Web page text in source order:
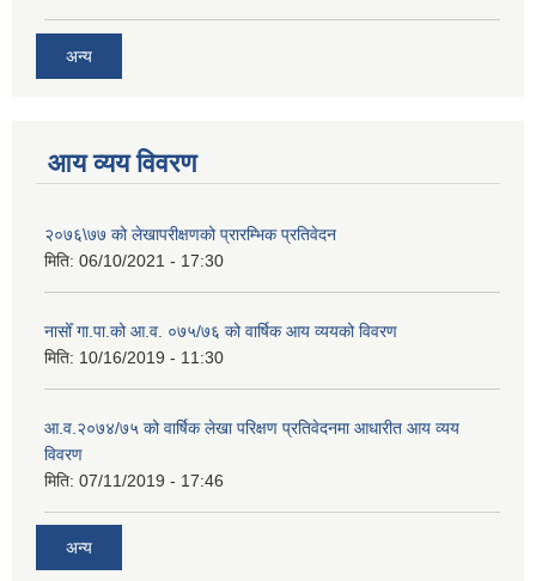
अन्य
आय व्यय विवरण
२०७६\७७ को लेखापरीक्षणको प्रारम्भिक प्रतिवेदन
मिति: 06/10/2021 - 17:30
नासोँ गा.पा.को आ.व. ०७५/७६ को वार्षिक आय व्ययको विवरण
मिति: 10/16/2019 - 11:30
आ.व.२०७४/७५ को वार्षिक लेखा परिक्षण प्रतिवेदनमा आधारीत आय व्यय
विवरण
मिति: 07/11/2019 - 17:46
अन्य